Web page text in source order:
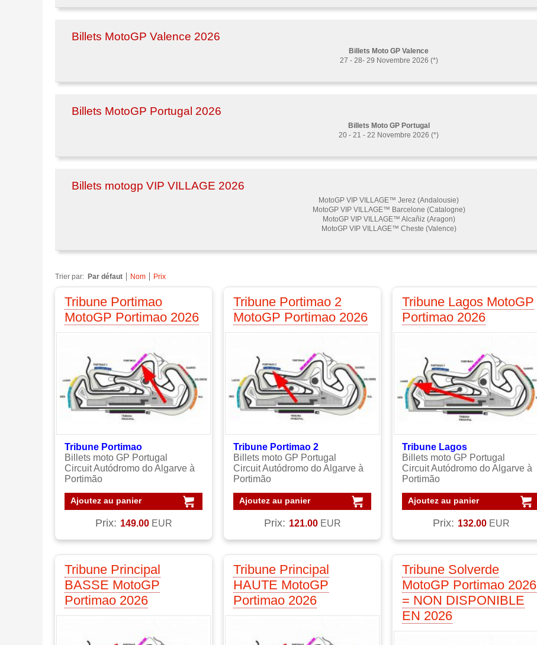
Billets MotoGP Valence 2026
Billets Moto GP Valence
27 - 28- 29 Novembre 2026 (*)
Billets MotoGP Portugal 2026
Billets Moto GP Portugal
20 - 21 - 22 Novembre 2026 (*)
Billets motogp VIP VILLAGE 2026
MotoGP VIP VILLAGE™ Jerez (Andalousie)
MotoGP VIP VILLAGE™ Barcelone (Catalogne)
MotoGP VIP VILLAGE™ Alcañiz (Aragon)
MotoGP VIP VILLAGE™ Cheste (Valence)
Trier par: Par défaut Nom Prix
Tribune Portimao
MotoGP Portimao 2026
Tribune Portimao
Billets moto GP Portugal
Circuit Autódromo do Algarve à
Portimão
Ajoutez au panier
Prix: 149.00 EUR
Tribune Portimao 2
MotoGP Portimao 2026
Tribune Portimao 2
Billets moto GP Portugal
Circuit Autódromo do Algarve à
Portimão
Ajoutez au panier
Prix: 121.00 EUR
Tribune Lagos MotoGP
Portimao 2026
Tribune Lagos
Billets moto GP Portugal
Circuit Autódromo do Algarve à
Portimão
Ajoutez au panier
Prix: 132.00 EUR
Tribune Principal
BASSE MotoGP
Portimao 2026
Tribune Principal
HAUTE MotoGP
Portimao 2026
Tribune Solverde
MotoGP Portimao 2026
= NON DISPONIBLE
EN 2026